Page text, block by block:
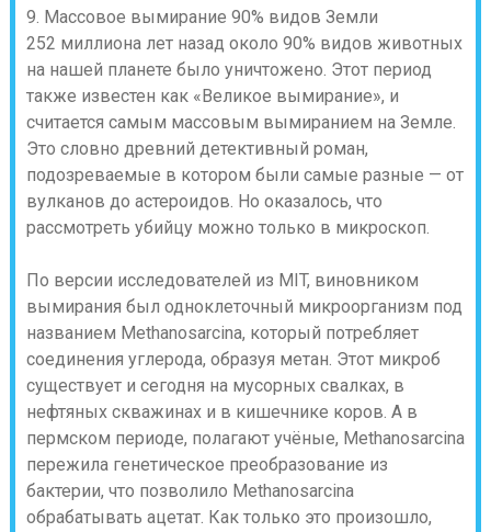
9. Массовое вымирание 90% видов Земли
252 миллиона лет назад около 90% видов животных
на нашей планете было уничтожено. Этот период
также известен как «Великое вымирание», и
считается самым массовым вымиранием на Земле.
Это словно древний детективный роман,
подозреваемые в котором были самые разные — от
вулканов до астероидов. Но оказалось, что
рассмотреть убийцу можно только в микроскоп.
По версии исследователей из MIT, виновником
вымирания был одноклеточный микроорганизм под
названием Methanosarcina, который потребляет
соединения углерода, образуя метан. Этот микроб
существует и сегодня на мусорных свалках, в
нефтяных скважинах и в кишечнике коров. А в
пермском периоде, полагают учёные, Methanosarcina
пережила генетическое преобразование из
бактерии, что позволило Methanosarcina
обрабатывать ацетат. Как только это произошло,